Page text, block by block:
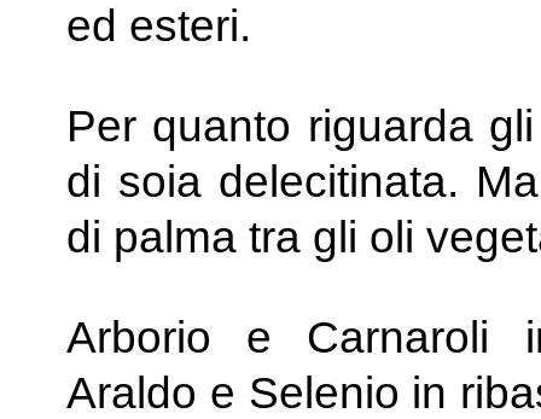
ed esteri.
Per quanto riguarda
di soia delecitinata.
di palma tra gli oli
Arborio e Carnaroli
Araldo e Selenio in